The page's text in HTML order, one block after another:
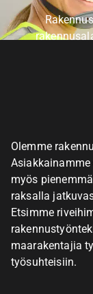
Olemme
myös
raksalla
Etsimme
maarakentajia
työsuhteisiin.